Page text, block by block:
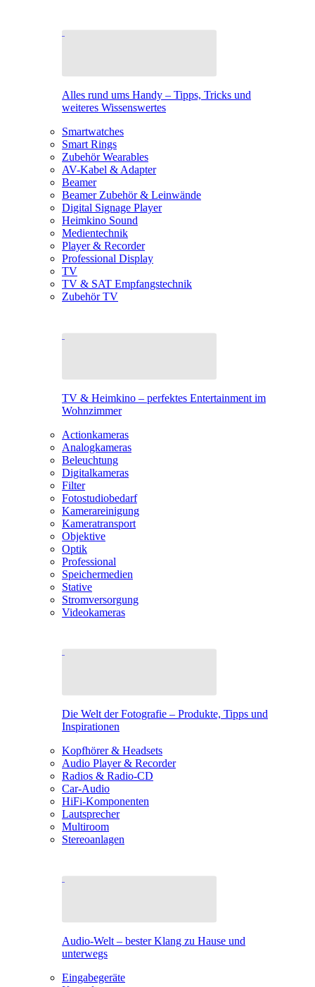
Alles rund ums Handy – Tipps, Tricks und
weiteres Wissenswertes
Smartwatches
Smart Rings
Zubehör Wearables
AV-Kabel & Adapter
Beamer
Beamer Zubehör & Leinwände
Digital Signage Player
Heimkino Sound
Medientechnik
Player & Recorder
Professional Display
TV
TV & SAT Empfangstechnik
Zubehör TV
TV & Heimkino – perfektes Entertainment im
Wohnzimmer
Actionkameras
Analogkameras
Beleuchtung
Digitalkameras
Filter
Fotostudiobedarf
Kamerareinigung
Kameratransport
Objektive
Optik
Professional
Speichermedien
Stative
Stromversorgung
Videokameras
Die Welt der Fotografie – Produkte, Tipps und
Inspirationen
Kopfhörer & Headsets
Audio Player & Recorder
Radios & Radio-CD
Car-Audio
HiFi-Komponenten
Lautsprecher
Multiroom
Stereoanlagen
Audio-Welt – bester Klang zu Hause und
unterwegs
Eingabegeräte